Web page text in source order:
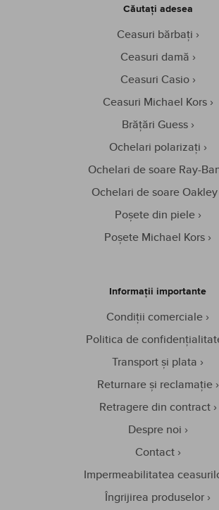
Căutați adesea
Ceasuri bărbați
Ceasuri damă
Ceasuri Casio
Ceasuri Michael Kors
Brățări Guess
Ochelari polarizați
Ochelari de soare Ray-
Ochelari de soare Oakley
Poșete din piele
Poșete Michael Kors
Informații importante
Condiții comerciale
Politica de
Transport și plata
Returnare și reclamație
Retragere din contract
Despre noi
Contact
Impermeabilitatea
Îngrijirea produselor